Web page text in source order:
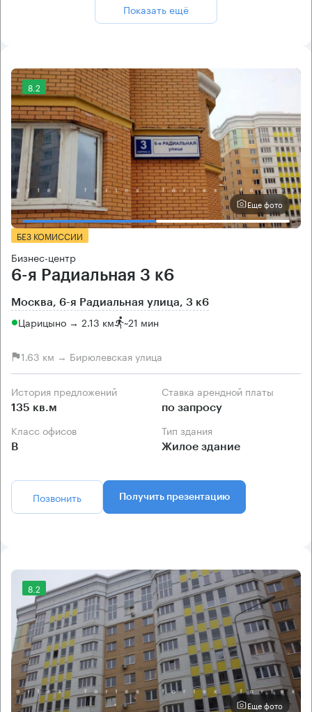
Показать ещё
8.2
Еще фото
БЕЗ КОМИССИИ
Бизнес-центр
6-я Радиальная 3 к6
Москва, 6-я Радиальная улица, 3 к6
Царицыно → 2.13 км ~21 мин
1.63 км → Бирюлевская улица
История предложений
135 кв.м
Ставка арендной платы
по запросу
Класс офисов
B
Тип здания
Жилое здание
Позвонить Получить презентацию
8.2
Еще фото